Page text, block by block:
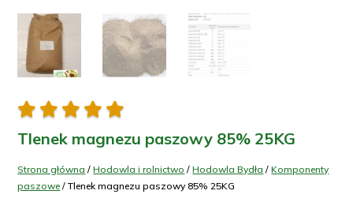
    
Tlenek magnezu paszowy 85% 25KG
Strona główna /Hodowla i rolnictwo /Hodowla Bydła /Komponenty
paszowe / Tlenek magnezu paszowy 85% 25KG